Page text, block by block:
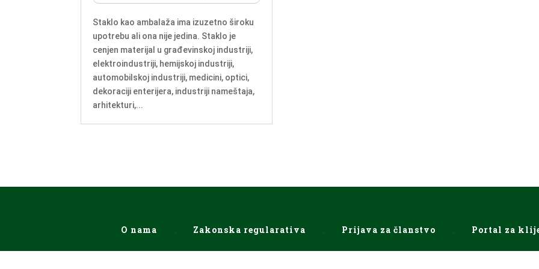
Staklo kao ambalaža ima izuzetno široku
upotrebu ali ona nije jedina. Staklo je
cenjen materijal u građevinskoj industriji,
elektroindustriji, hemijskoj industriji,
automobilskoj industriji, medicini, optici,
dekoraciji enterijera, industriji nameštaja,
arhitekturi,...
O nama Zakonska regularativa Prijava za članstvo Portal za